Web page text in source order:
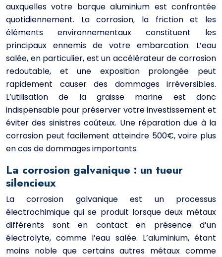
auxquelles votre barque aluminium est confrontée
quotidiennement. La corrosion, la friction et les
éléments environnementaux constituent les
principaux ennemis de votre embarcation. L’eau
salée, en particulier, est un accélérateur de corrosion
redoutable, et une exposition prolongée peut
rapidement causer des dommages irréversibles.
L’utilisation de la graisse marine est donc
indispensable pour préserver votre investissement et
éviter des sinistres coûteux. Une réparation due à la
corrosion peut facilement atteindre 500€, voire plus
en cas de dommages importants.
La corrosion galvanique : un tueur
silencieux
La corrosion galvanique est un processus
électrochimique qui se produit lorsque deux métaux
différents sont en contact en présence d’un
électrolyte, comme l’eau salée. L’aluminium, étant
moins noble que certains autres métaux comme